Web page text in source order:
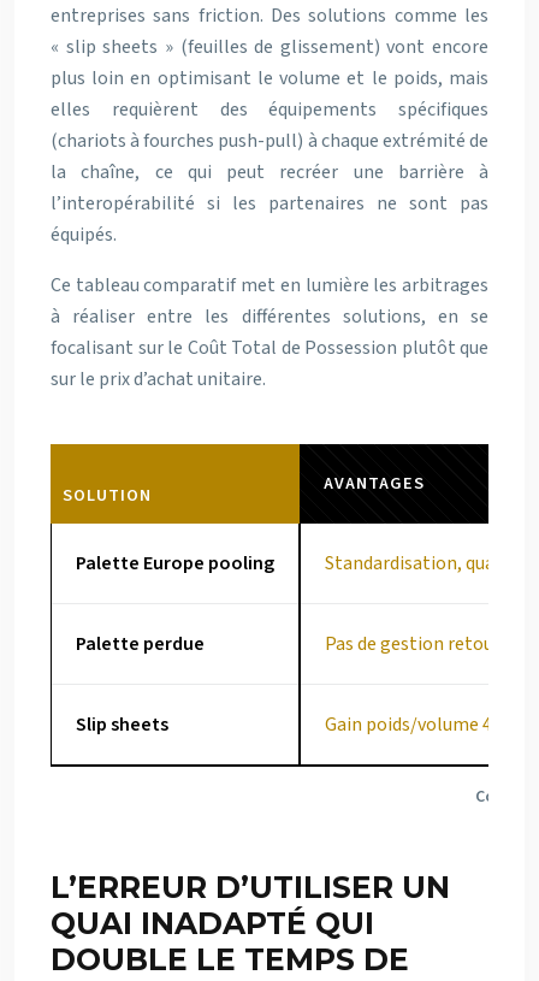
entreprises sans friction. Des solutions comme les
« slip sheets » (feuilles de glissement) vont encore
plus loin en optimisant le volume et le poids, mais
elles requièrent des équipements spécifiques
(chariots à fourches push-pull) à chaque extrémité de
la chaîne, ce qui peut recréer une barrière à
l’interopérabilité si les partenaires ne sont pas
équipés.
Ce tableau comparatif met en lumière les arbitrages
à réaliser entre les différentes solutions, en se
focalisant sur le Coût Total de Possession plutôt que
sur le prix d’achat unitaire.
SOLUTION AVANTAGES
Palette Europe pooling Standardisation, qualité
Palette perdue Pas de gestion retour
Slip sheets Gain poids/volume 4-5%
L’ERREUR D’UTILISER UN
QUAI INADAPTÉ QUI
DOUBLE LE TEMPS DE